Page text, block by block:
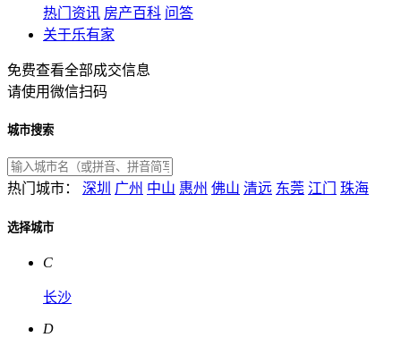
热门资讯 房产百科 问答
关于乐有家
免费查看全部成交信息
请使用微信扫码
城市搜索
热门城市： 深圳 广州 中山 惠州 佛山 清远 东莞 江门 珠海
选择城市
C
长沙
D